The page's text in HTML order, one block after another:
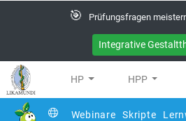
🎯 Prüfungsfragen
Integrative
HP HPP
Webinare Skripte